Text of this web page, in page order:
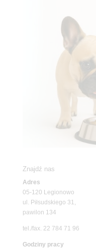
Znajdź nas
Adres
05-120 Legionowo
ul. Piłsudskiego 31,
pawilon 134
tel./fax. 22 784 71 96
Godziny pracy